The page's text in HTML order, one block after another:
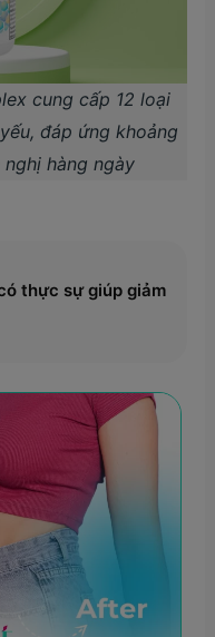
cung cấp 12 loại
đáp ứng khoảng
hàng ngày
thực sự giúp giảm